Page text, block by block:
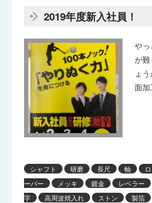
2019年度新入社員！
や
が
ょ
面
シャフト 研磨 長尺 軸
ーパー
メッキ 鍍金 レベラー
字
高周波焼入れ ストン 製箔